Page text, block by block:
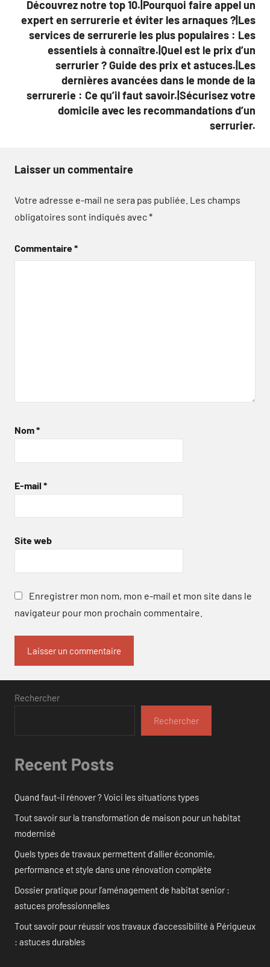
Découvrez notre top 10.|Pourquoi faire appel un
expert en serrurerie et éviter les arnaques ?|Les
services de serrurerie les plus populaires : Les
essentiels à connaître.|Quel est le prix d’un
serrurier ? Guide des prix et astuces.|Les
dernières avancées dans le monde de la
serrurerie : Ce qu’il faut savoir.|Sécurisez votre
domicile avec les recommandations d’un
serrurier.
Laisser un commentaire
Votre adresse e-mail ne sera pas publiée. Les champs
obligatoires sont indiqués avec*
Commentaire*
Nom*
E-mail *
Site web
Enregistrer mon nom, mon e-mail et mon site dans le
navigateur pour mon prochain commentaire.
Rechercher
Rechercher
Recent Posts
Quand faut-il rénover ? Voici les situations types
Tout savoir sur la transformation de maison pour un habitat
modernisé
Quels types de travaux permettent d’allier économie,
performance et style dans une rénovation complète
Dossier pratique pour l’aménagement de habitat senior :
astuces professionnelles
Tout savoir pour réussir vos travaux d’accessibilité à Périgueux
: astuces durables